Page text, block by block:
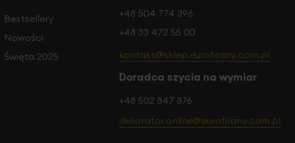
Bestsellery
Nowości
Święta 2025
+48 504 774 396
+48 33 472 55 00
kontakt@sklep.eurofirany.com.pl
Doradca szycia na wymiar
+48 502 847 876
dekorator.online@eurofirany.com.pl